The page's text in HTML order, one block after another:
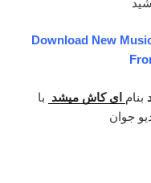
Download New
بنام ای کاش میشد با
جوان